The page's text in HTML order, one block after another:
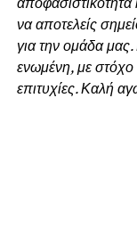
να αποτελείς
για την ομάδα μας.
ενωμένη, με στόχο
επιτυχίες. Καλή